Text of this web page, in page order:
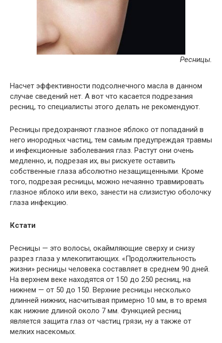
Ресницы.
Насчет эффективности подсолнечного масла в данном
случае сведений нет. А вот что касается подрезания
ресниц, то специалисты этого делать не рекомендуют.
Ресницы предохраняют глазное яблоко от попаданий в
него инородных частиц, тем самым предупреждая травмы
и инфекционные заболевания глаз. Растут они очень
медленно, и, подрезая их, вы рискуете оставить
собственные глаза абсолютно незащищенными. Кроме
того, подрезая ресницы, можно нечаянно травмировать
глазное яблоко или веко, занести на слизистую оболочку
глаза инфекцию.
Кстати
Ресницы — это волосы, окаймляющие сверху и снизу
разрез глаза у млекопитающих. «Продолжительность
жизни» ресницы человека составляет в среднем 90 дней.
На верхнем веке находятся от 150 до 250 ресниц, на
нижнем — от 50 до 150. Верхние ресницы несколько
длинней нижних, насчитывая примерно 10 мм, в то время
как нижние длиной около 7 мм. Функцией ресниц
является защита глаз от частиц грязи, ну а также от
мелких насекомых.